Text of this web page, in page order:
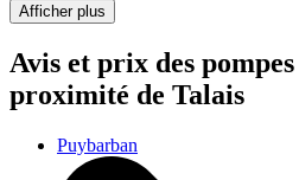
Afficher plus
Avis et prix des
proximité de Talais
Puybarban